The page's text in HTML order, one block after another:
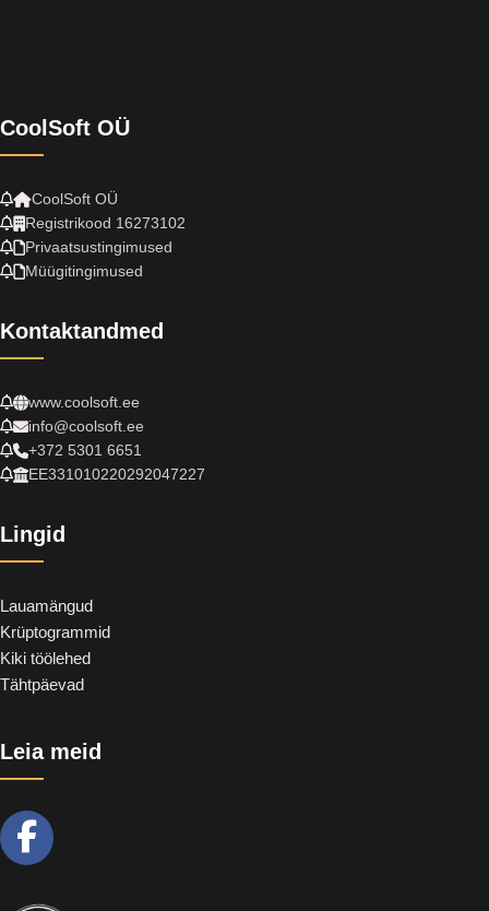
CoolSoft OÜ
CoolSoft OÜ
Registrikood 16273102
Privaatsustingimused
Müügitingimused
Kontaktandmed
www.coolsoft.ee
info@coolsoft.ee
+372 5301 6651
EE331010220292047227
Lingid
Lauamängud
Krüptogrammid
Kiki töölehed
Tähtpäevad
Leia meid